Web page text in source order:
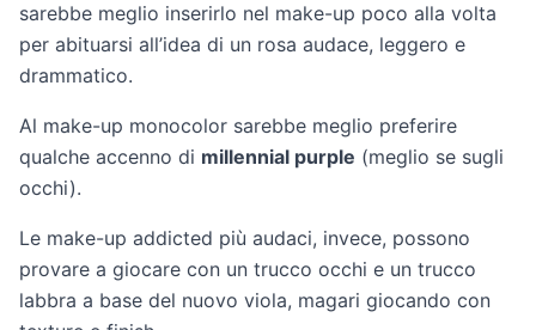
sarebbe meglio inserirlo nel make-up poco alla volta
per abituarsi all’idea di un rosa audace, leggero e
drammatico.
Al make-up monocolor sarebbe meglio preferire
qualche accenno di millennial purple (meglio se sugli
occhi).
Le make-up addicted più audaci, invece, possono
provare a giocare con un trucco occhi e un trucco
labbra a base del nuovo viola, magari giocando con